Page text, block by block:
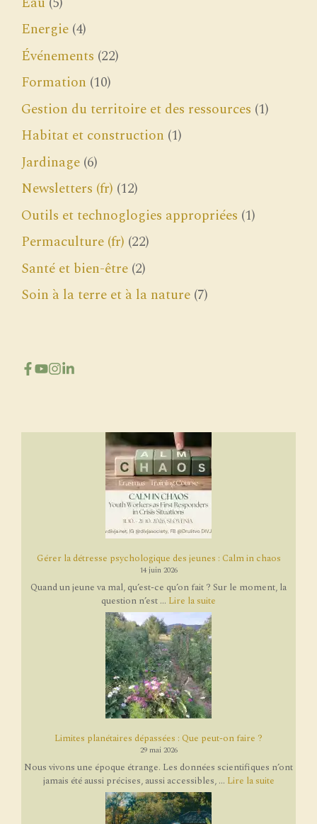
Energie (4)
Événements (22)
Formation (10)
Gestion du territoire et des ressources (1)
Habitat et construction (1)
Jardinage (6)
Newsletters (fr) (12)
Outils et technoglogies appropriées (1)
Permaculture (fr) (22)
Santé et bien-être (2)
Soin à la terre et à la nature (7)
Gérer la détresse psychologique des jeunes : Calm in chaos
14 juin 2026
Quand un jeune va mal, qu’est-ce qu’on fait ? Sur le moment, la
question n’est ... Lire la suite
Limites planétaires dépassées : Que peut-on faire ?
29 mai 2026
Nous vivons une époque étrange. Les données scientifiques n’ont
jamais été aussi précises, aussi accessibles, ... Lire la suite